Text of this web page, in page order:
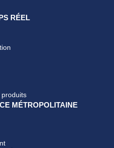
RÉEL
produits
MÉTROPOLITAINE